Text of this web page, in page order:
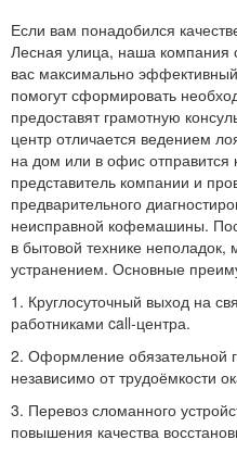
Если вам понадобился
Лесная улица, наша компания
вас максимально
помогут сформировать
предоставят грамотную
центр отличается ведением
на дом или в офис
представитель компании и
предварительного
неисправной кофемашины.
в бытовой технике неполадок,
устранением. Основные
1. Круглосуточный выход на
работниками call-центра.
2. Оформление обязательной
независимо от трудоёмкости
3. Перевоз сломанного
повышения качества